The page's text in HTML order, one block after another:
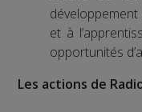
et à
opportunités
Les actions de